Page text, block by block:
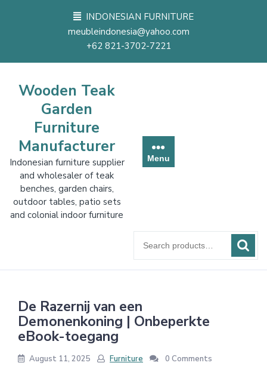
INDONESIAN FURNITURE
meubleindonesia@yahoo.com
+62 821-3702-7221
Wooden Teak
Garden
Furniture
Manufacturer
Indonesian furniture supplier
and wholesaler of teak
benches, garden chairs,
outdoor tables, patio sets
and colonial indoor furniture
Menu
for:
De Razernij van een
Demonenkoning | Onbeperkte
eBook-toegang
August 11, 2025 Furniture 0 Comments